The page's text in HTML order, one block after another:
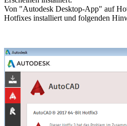
Von "Autodesk Desktop-App" auf
Hotfixes installiert und folgenden